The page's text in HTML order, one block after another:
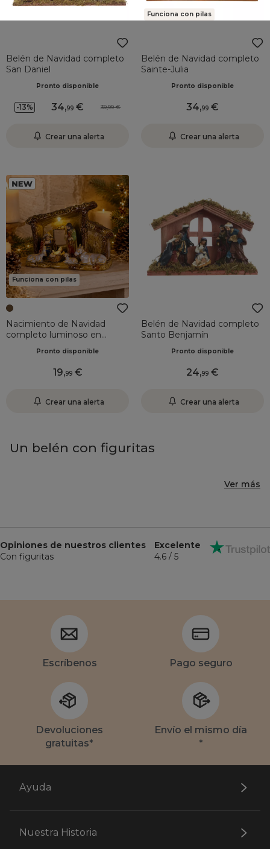
Belén de Navidad completo
San Daniel
Pronto disponible
-13% 34,99 39,99
Crear una alerta
Funciona con pilas
Belén de Navidad completo
Sainte-Julia
Pronto disponible
34,99
Crear una alerta
Funciona con pilas
Nacimiento de Navidad
completo luminoso en
Pronto disponible
19,99
Crear una alerta
Belén de Navidad completo
Santo Benjamín
Pronto disponible
24,99
Crear una alerta
Un belén con figuritas
Ver más
Opiniones de nuestros clientes
Con figuritas
Excelente
4.6 / 5
Escríbenos Pago seguro
Devoluciones
gratuitas*
Envío el mismo día
*
Ayuda
Nuestra Historia